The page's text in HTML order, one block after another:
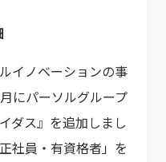
イノベーションの事
にパーソルグループ
ダス』を追加しまし
社員・有資格者」を